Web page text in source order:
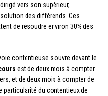
vers son supérieur,
des différends. Ces
de résoudre environ 30% des
contentieuse s’ouvre devant le
est de deux mois à compter
et de deux mois à compter de
particularité du contentieux de